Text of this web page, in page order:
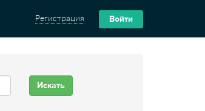
Регистрация Войти